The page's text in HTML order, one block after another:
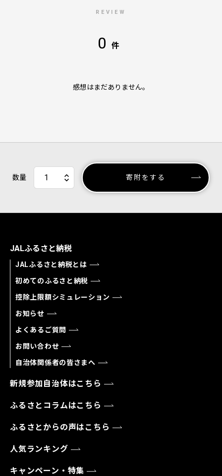
REVIEW
0 件
感想はまだありません。
数量 寄附をする
JALふるさと納税
JALふるさと納税とは
初めてのふるさと納税
控除上限額シミュレーション
お知らせ
よくあるご質問
お問い合わせ
自治体関係者の皆さまへ
新規参加自治体はこちら
ふるさとコラムはこちら
ふるさとからの声はこちら
人気ランキング
キャンペーン・特集